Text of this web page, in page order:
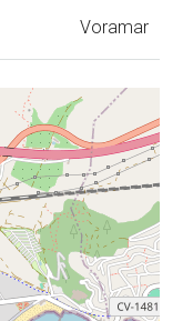
Voramar